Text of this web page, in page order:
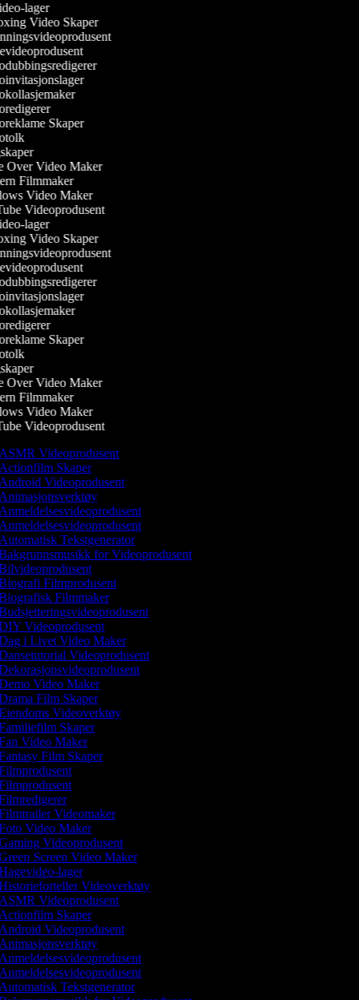
lager
Video Skaper
Skaper
Over Video Maker
Filmmaker
Video Maker
Videoprodusent
lager
Video Skaper
Skaper
Over Video Maker
Filmmaker
Video Maker
Videoprodusent
Videoprodusent
Skaper
Videoprodusent
Tekstgenerator
for Videoprodusent
Filmprodusent
Filmmaker
Videoprodusent
i Livet Video Maker
Videoprodusent
Video Maker
Film Skaper
Videoverktøy
Skaper
Video Maker
Film Skaper
Videomaker
Video Maker
Videoprodusent
Screen Video Maker
lager
Videoverktøy
Videoprodusent
Skaper
Videoprodusent
Tekstgenerator